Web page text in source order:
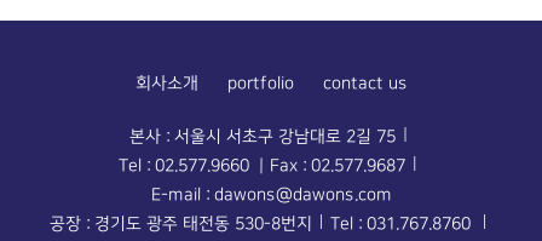
회사소개 portfolio contact us
본사 : 서울시 서초구 강남대로 2길 75
Tel : 02.577.9660 | Fax : 02.577.9687
E-mail : dawons@dawons.com
공장 : 경기도 광주 태전동 530-8번지
Tel : 031.767.8760